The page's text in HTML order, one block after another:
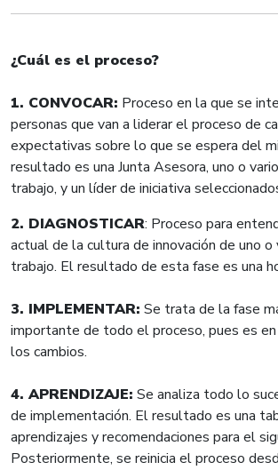
¿Cuál es el proceso?
1. CONVOCAR: Proceso en la que se
personas que van a liderar el proceso de
expectativas sobre lo que se espera del
resultado es una Junta Asesora, uno o
trabajo, y un líder de iniciativa
2. DIAGNOSTICAR: Proceso para
actual de la cultura de innovación de uno o
trabajo. El resultado de esta fase es una
3. IMPLEMENTAR: Se trata de la fase
importante de todo el proceso, pues es
los cambios.
4. APRENDIZAJE: Se analiza todo lo
de implementación. El resultado es una
aprendizajes y recomendaciones para el
Posteriormente, se reinicia el proceso